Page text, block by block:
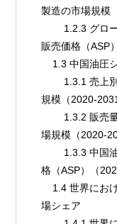
製造の市場規模
販売価格（ASP
1.3 中国
規模（2020-2031
場規模（2020-
格（ASP）（
場シェア